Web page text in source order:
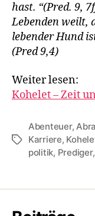
hast. “(Pred. 9,
Lebenden weilt,
lebender Hund
(Pred 9,4)
Weiter lesen:
Kohelet – Zeit
Tags
Abenteuer,
Karriere,
politik, Prediger,